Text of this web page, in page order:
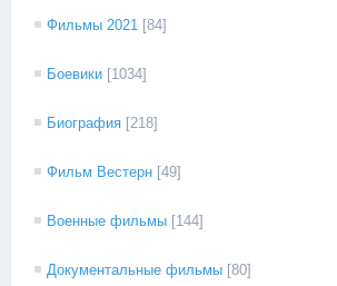
Фильмы 2021 [84]
Боевики [1034]
Биография [218]
Фильм Вестерн [49]
Военные фильмы [144]
Документальные фильмы [80]